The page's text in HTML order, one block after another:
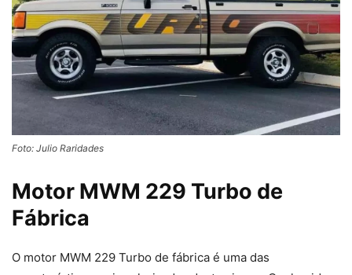
Foto: Julio Raridades
Motor MWM 229 Turbo de
Fábrica
O motor MWM 229 Turbo de fábrica é uma das